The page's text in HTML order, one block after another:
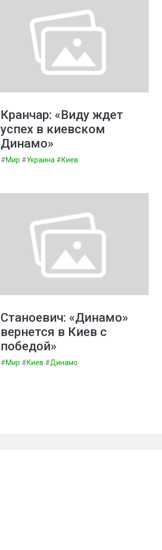
Кранчар: «Виду ждет
успех в киевском
Динамо»
#Мир #Украина #Киев
Станоевич: «Динамо»
вернется в Киев с
победой»
#Мир #Киев #Динамо